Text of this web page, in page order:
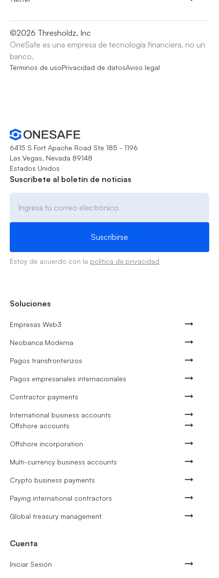
©2026 Thresholdz, Inc
OneSafe es una empresa de tecnología financiera, no un
banco.
Términos de usoPrivacidad de datosAviso legal
6415 S Fort Apache Road Ste 185 - 1196
Las Vegas, Nevada 89148
Estados Unidos
Suscríbete al boletín de noticias
Estoy de acuerdo con la política de privacidad
Soluciones
Empresas Web3
Neobanca Moderna
Pagos transfronterizos
Pagos empresariales internacionales
Contractor payments
International business accounts
Offshore accounts
Offshore incorporation
Multi-currency business accounts
Crypto business payments
Paying international contractors
Global treasury management
Cuenta
Iniciar Sesión